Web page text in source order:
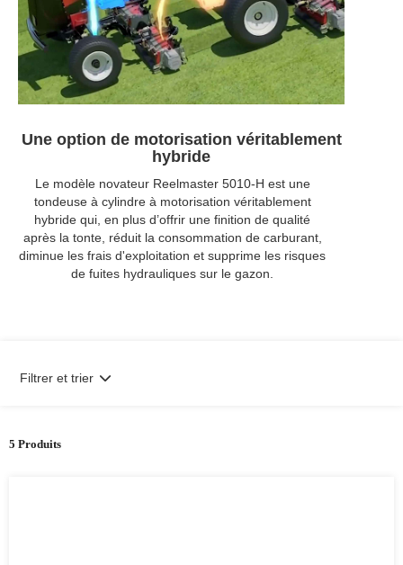
Une option de motorisation véritablement
hybride
Le modèle novateur Reelmaster 5010-H est une
tondeuse à cylindre à motorisation véritablement
hybride qui, en plus d’offrir une finition de qualité
après la tonte, réduit la consommation de carburant,
diminue les frais d'exploitation et supprime les risques
de fuites hydrauliques sur le gazon.
5 Produits
Filtrer et trier